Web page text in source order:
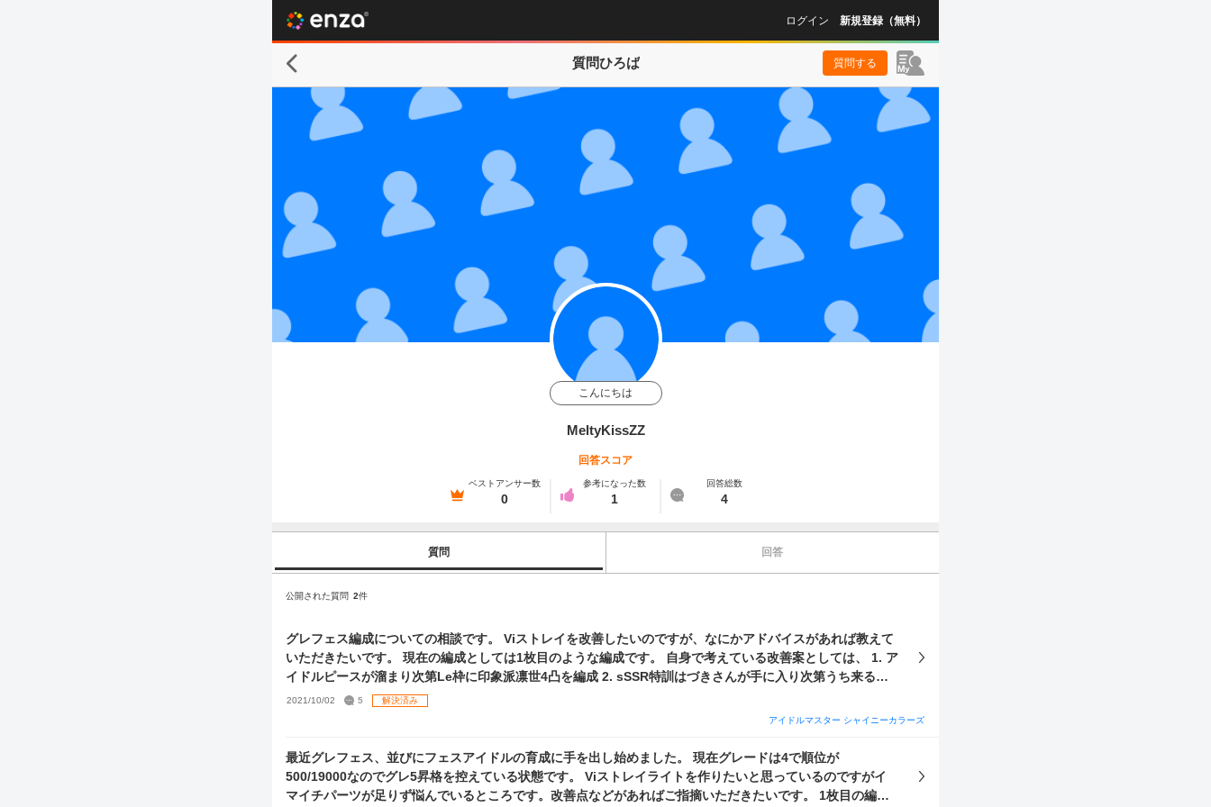
ログイン 新規登録（無料）
質問ひろば 質問する
こんにちは
MeltyKissZZ
回答スコア
ベストアンサー数
0
参考になった数
1
回答総数
4
質問 回答
公開された質問 2件
グレフェス編成についての相談です。 Viストレイを改善したいのですが、なにかアドバイスがあれば教えて
いただきたいです。 現在の編成としては1枚目のような編成です。 自身で考えている改善案としては、 1. ア
イドルピースが溜まり次第Le枠に印象派凛世4凸を編成 2. sSSR特訓はづきさんが手に入り次第うち来る愛
依4凸 3. pSSR特訓はづきさんが手に入り次第ONSTAGE?冬優子4凸を目指す 現在の円香の枠が腐り気味な
ので他のアイドルを代わりに編成したいのですが、現在の手持ちではどれも変わらないように感じてしまい
い】愛依の取得も考えたのですが、4凸まで遠いのといずれVi愛依が来ることを考えると微妙なのかなと。
何かViストレイライトを組むに当たりおすすめのpSSR、sSSRがありましたら是非お願いします。 その他些
細な事でもアドバイスいただけたら大変嬉しいです。 以上、よろしくお願いします。
2021/10/02 5
解決済み
アイドルマスター シャイニーカラーズ
最近グレフェス、並びにフェスアイドルの育成に手を出し始めました。 現在グレードは4で順位が
500/19000なのでグレ5昇格を控えている状態です。 Viストレイライトを作りたいと思っているのですがイ
マイチパーツが足りず悩んでいるところです。改善点などがあればご指摘いただきたいです。 1枚目の編成